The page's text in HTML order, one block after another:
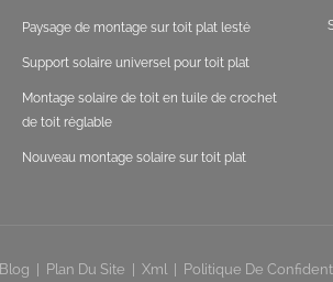
Paysage de montage sur toit plat lesté
Support solaire universel pour toit plat
Montage solaire de toit en tuile de crochet
de toit réglable
Nouveau montage solaire sur toit plat
Blog Plan Du Site Xml Politique De